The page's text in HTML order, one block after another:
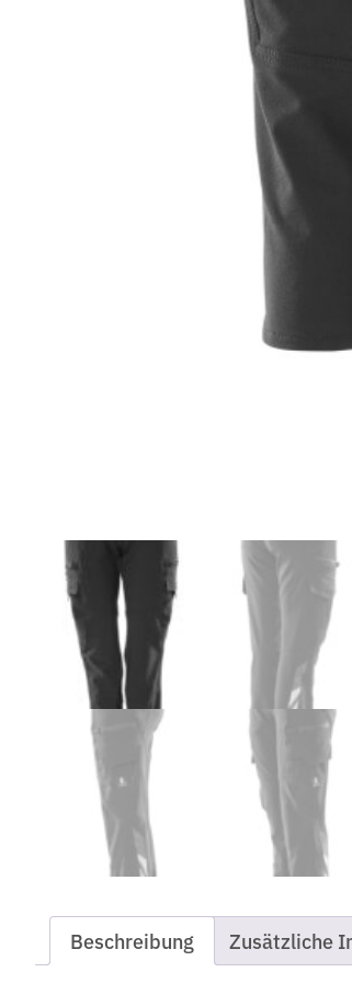
Beschreibung Zusätzliche